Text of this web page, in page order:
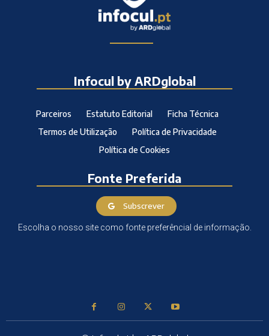
Infocul by ARDglobal
Parceiros Estatuto Editorial
Ficha Técnica
Termos de Utilização
Política de Privacidade
Política de Cookies
Fonte Preferida
Subscrever
Escolha o nosso site como fonte preferêncial de informação.